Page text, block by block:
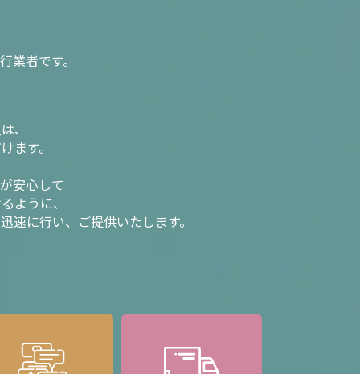
業者です。
、
ます。
安心して
ように、
速に行い、ご提供いたします。